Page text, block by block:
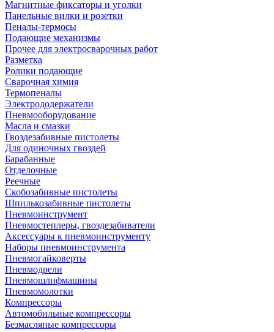
Магнитные фиксаторы и уголки
Панельные вилки и розетки
Пеналы-термосы
Подающие механизмы
Прочее для электросварочных работ
Разметка
Ролики подающие
Сварочная химия
Термопеналы
Электрододержатели
Пневмооборудование
Масла и смазки
Гвоздезабивные пистолеты
Для одиночных гвоздей
Барабанные
Отделочные
Реечные
Скобозабивные пистолеты
Шпилькозабивные пистолеты
Пневмоинструмент
Пневмостеплеры, гвоздезабиватели
Аксессуары к пневмоинструменту
Наборы пневмоинструмента
Пневмогайковерты
Пневмодрели
Пневмошлифмашины
Пневмомолотки
Компрессоры
Автомобильные компрессоры
Безмасляные компрессоры